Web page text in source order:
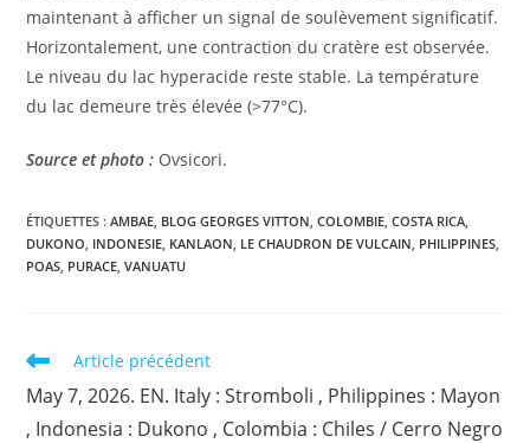
maintenant à afficher un signal de soulèvement significatif.
Horizontalement, une contraction du cratère est observée.
Le niveau du lac hyperacide reste stable. La température
du lac demeure très élevée (>77°C).
Source et photo : Ovsicori.
ÉTIQUETTES :AMBAE BLOG GEORGES VITTON COLOMBIE COSTA RICA
DUKONO INDONESIE KANLAON LE CHAUDRON DE VULCAIN PHILIPPINES
POAS PURACE VANUATU
Read
articles
Article précédent
May 7, 2026. EN. Italy : Stromboli , Philippines : Mayon
, Indonesia : Dukono , Colombia : Chiles / Cerro Negro